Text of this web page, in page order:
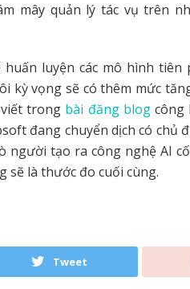
mây quản lý tác vụ trên
luyện các mô hình
kỳ vọng sẽ có thêm mức
trong bài đăng blogcông
đang chuyển dịch có chủ
người tạo ra công nghệ AI
là thước đo cuối cùng.
Tweet